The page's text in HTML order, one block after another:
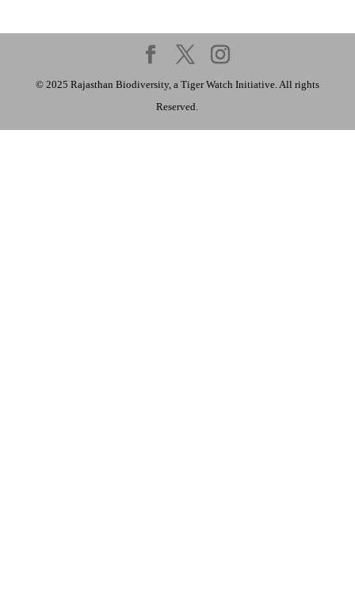
© 2025 Rajasthan Biodiversity, a Tiger Watch Initiative. All rights
Reserved.